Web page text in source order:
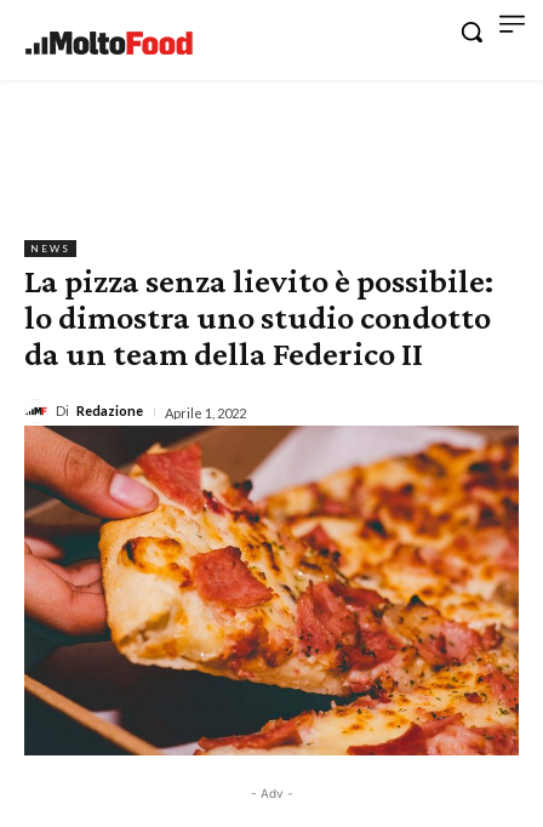
NEWS
La pizza senza lievito è possibile:
lo dimostra uno studio condotto
da un team della Federico II
Di Redazione Aprile 1, 2022
- Adv -